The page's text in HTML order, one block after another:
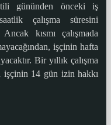
gününden önceki iş
çalışma süresini
kısmı çalışmada
işçinin hafta
Bir yıllık çalışma
işçinin 14 gün izin hakkı